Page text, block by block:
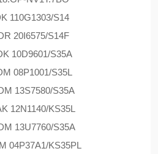
110G1303/S14
20I6575/S14F
10D9601/S35A
08P1001/S35L
13S7580/S35A
12N1140/KS35L
13U7760/S35A
04P37A1/KS35PL